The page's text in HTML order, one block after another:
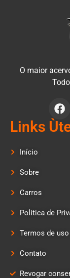
O maior
Links
Início
Sobre
Carros
Politica de
Termos de uso
Contato
Revogar